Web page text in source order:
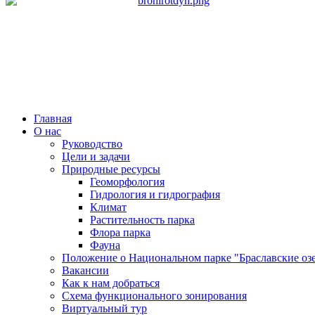
Главная
О нас
Руководство
Цели и задачи
Природные ресурсы
Геоморфология
Гидрология и гидрография
Климат
Растительность парка
Флора парка
Фауна
Положение о Национальном парке "Браславские
Вакансии
Как к нам добраться
Схема функционального зонирования
Виртуальный тур